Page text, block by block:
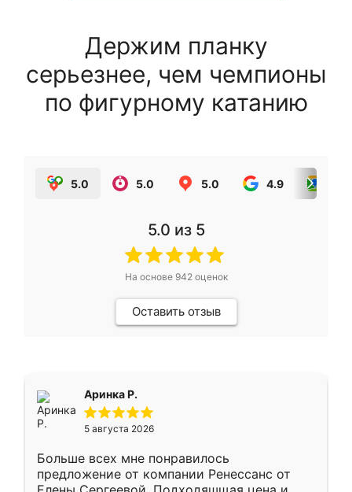
Держим планку
серьезнее, чем чемпионы
по фигурному катанию
5.0 5.0 5.0 4.9
5.0 из 5
На основе 942оценок
Оставить отзыв
Аринка Р.
5 августа 2026
Больше всех мне понравилось
предложение от компании Ренессанс от